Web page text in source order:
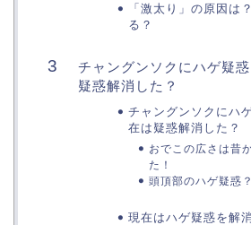
「激太り」の原因は
る？
チャングンソクにハゲ疑
疑惑解消した？
チャングンソクにハ
在は疑惑解消した？
おでこの広さは昔
た！
頭頂部のハゲ疑惑？
現在はハゲ疑惑を解